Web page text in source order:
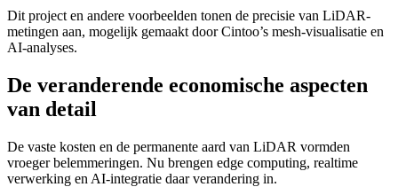
Dit project en andere voorbeelden tonen de precisie van LiDAR-
metingen aan, mogelijk gemaakt door Cintoo’s mesh-visualisatie en
AI-analyses.
De veranderende economische aspecten
van detail
De vaste kosten en de permanente aard van LiDAR vormden
vroeger belemmeringen. Nu brengen edge computing, realtime
verwerking en AI-integratie daar verandering in.